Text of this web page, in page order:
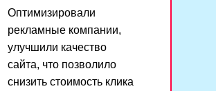
Оптимизировали
рекламные компании,
улучшили качество
сайта, что позволило
снизить стоимость клика